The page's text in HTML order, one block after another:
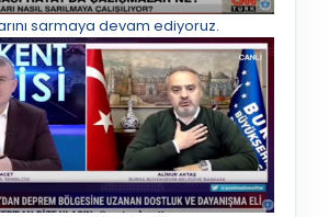
sarmaya devam ediyoruz.